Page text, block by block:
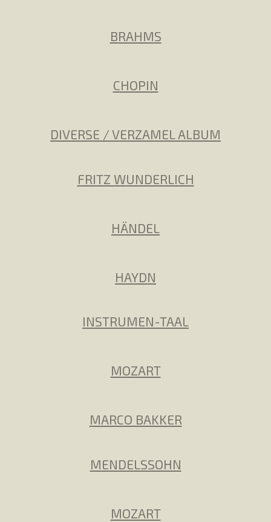
BRAHMS
CHOPIN
DIVERSE / VERZAMEL ALBUM
FRITZ WUNDERLICH
HÄNDEL
HAYDN
INSTRUMEN-TAAL
MOZART
MARCO BAKKER
MENDELSSOHN
MOZART